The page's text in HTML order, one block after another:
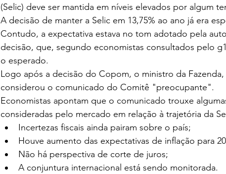
(Selic) deve ser mantida em níveis elevados por algum
A decisão de manter a Selic em 13,75% ao ano já era
Contudo, a expectativa estava no tom adotado pela
decisão, que, segundo economistas consultados pelo
o esperado.
Logo após a decisão do Copom, o ministro da Fazenda,
considerou o comunicado do Comitê "preocupante".
Economistas apontam que o comunicado trouxe
consideradas pelo mercado em relação à trajetória da
Incertezas fiscais ainda pairam sobre o país;
Houve aumento das expectativas de inflação para
Não há perspectiva de corte de juros;
A conjuntura internacional está sendo monitorada.